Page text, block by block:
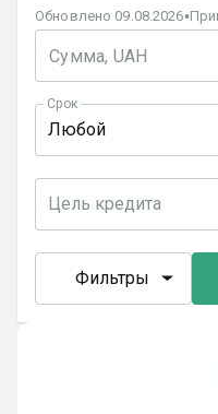
Обновлено 09.08.2026•
Сумма, UAH
Любой
Срок
Цель кредита
Фильтры